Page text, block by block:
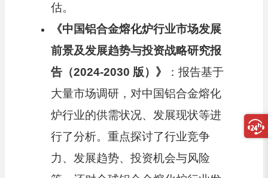
估。
《中国铝合金熔化炉行业市场发展
前景及发展趋势与投资战略研究报
告（2024-2030 版）》
：报告基于
大量市场调研，对中国铝合金熔化
炉行业的供需状况、发展现状等进
行了分析。重点探讨了行业竞争
力、发展趋势、投资机会与风险